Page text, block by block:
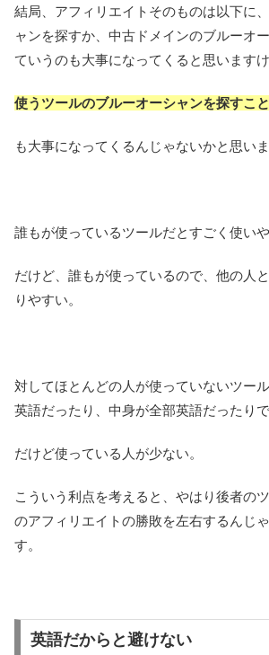
結局、アフィリエイトそのものは以下に
ャンを探すか、中古ドメインのブルーオ
ていうのも大事になってくると思います
使うツールのブルーオーシャンを探すこと
も大事になってくるんじゃないかと思いま
誰もが使っているツールだとすごく使いや
だけど、誰もが使っているので、他の人
りやすい。
対してほとんどの人が使っていないツー
英語だったり、中身が全部英語だったりで
だけど使っている人が少ない。
こういう利点を考えると、やはり後者の
のアフィリエイトの勝敗を左右するんじ
す。
英語だからと避けない